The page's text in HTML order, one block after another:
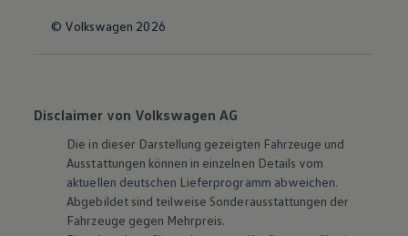
© Volkswagen 2026
Disclaimer von Volkswagen AG
Die in dieser Darstellung gezeigten Fahrzeuge und
Ausstattungen können in einzelnen Details vom
aktuellen deutschen Lieferprogramm abweichen.
Abgebildet sind teilweise Sonderausstattungen der
Fahrzeuge gegen Mehrpreis.